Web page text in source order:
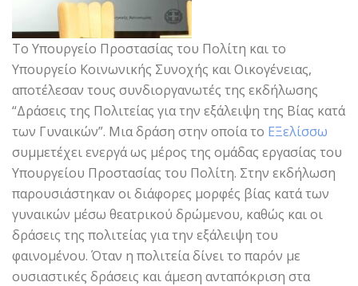
Το Υπουργείο Προστασίας του Πολίτη και το
Υπουργείο Κοινωνικής Συνοχής και Οικογένειας,
αποτέλεσαν τους συνδιοργανωτές της εκδήλωσης
“Δράσεις της Πολιτείας για την εξάλειψη της Βίας κατά
των Γυναικών”. Μια δράση στην οποία το ΕΞελίσσω
συμμετέχει ενεργά ως μέρος της ομάδας εργασίας του
Υπουργείου Προστασίας του Πολίτη. Στην εκδήλωση
παρουσιάστηκαν οι διάφορες μορφές βίας κατά των
γυναικών μέσω θεατρικού δρώμενου, καθώς και οι
δράσεις της πολιτείας για την εξάλειψη του
φαινομένου. Όταν η πολιτεία δίνει το παρόν με
ουσιαστικές δράσεις και άμεση ανταπόκριση στα